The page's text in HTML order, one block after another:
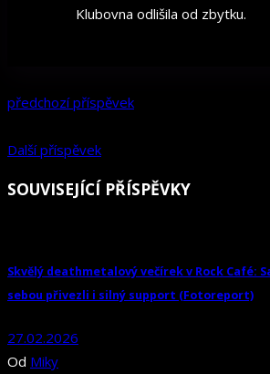
Klubovna odlišila od zbytku.
předchozí příspěvek
Další příspěvek
SOUVISEJÍCÍ PŘÍSPĚVKY
Skvělý deathmetalový večírek v Rock Café:
sebou přivezli i silný support (Fotoreport)
27.02.2026
Od Miky